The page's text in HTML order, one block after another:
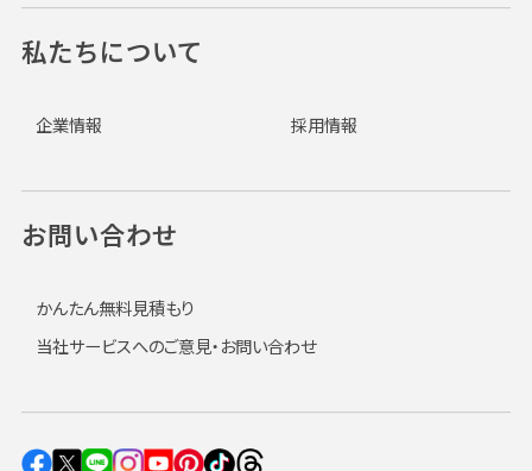
私たちについて
企業情報 採用情報
お問い合わせ
かんたん無料見積もり
当社サービスへのご意見・お問い合わせ